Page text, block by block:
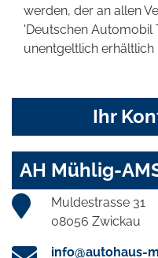
werden, der an allen
'Deutschen Automobil
unentgeltlich erhältlich
Ihr
AH Mühlig-
Muldestrasse 31
08056 Zwickau
info@autohaus-